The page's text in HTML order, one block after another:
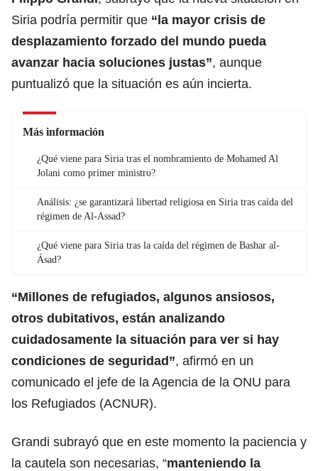
Siria podría permitir que “la mayor crisis de
desplazamiento forzado del mundo pueda
avanzar hacia soluciones justas”, aunque
puntualizó que la situación es aún incierta.
Más información
¿Qué viene para Siria tras el nombramiento de Mohamed Al
Jolani como primer ministro?
Análisis: ¿se garantizará libertad religiosa en Siria tras caída del
régimen de Al-Assad?
¿Qué viene para Siria tras la caída del régimen de Bashar al-
Ásad?
“Millones de refugiados, algunos ansiosos,
otros dubitativos, están analizando
cuidadosamente la situación para ver si hay
condiciones de seguridad”, afirmó en un
comunicado el jefe de la Agencia de la ONU para
los Refugiados (ACNUR).
Grandi subrayó que en este momento la paciencia y
la cautela son necesarias, “manteniendo la